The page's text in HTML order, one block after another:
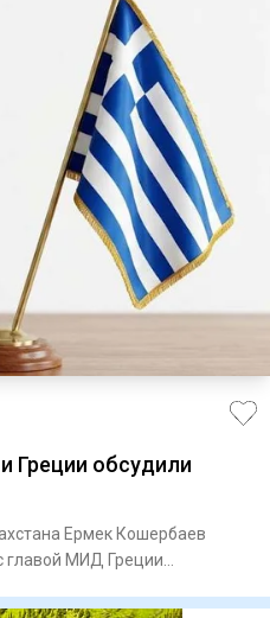
Греции обсудили
Ермек Кошербаев
главой МИД Греции